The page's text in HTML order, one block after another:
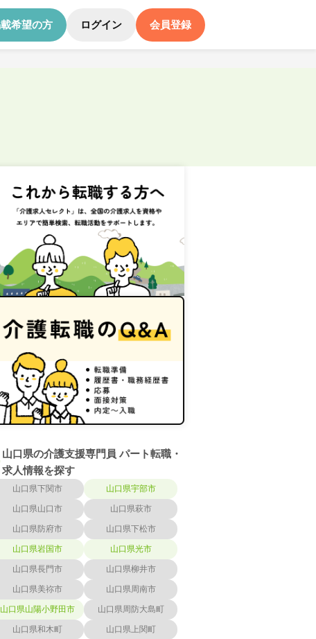
希望の方 ログイン 会員登録
山口県の介護支援専門員 パート転職・
求人情報を探す
山口県下関市 山口県宇部市
山口県山口市 山口県萩市
山口県防府市 山口県下松市
山口県岩国市 山口県光市
山口県長門市 山口県柳井市
山口県美祢市 山口県周南市
山口県山陽小野田市 山口県周防大島町
山口県和木町 山口県上関町